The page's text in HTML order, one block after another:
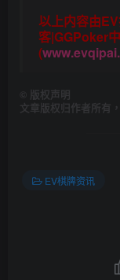
以上内容由
客|GGPoker
(
©
版权声明
文章版权归作者所有
EV棋牌资讯